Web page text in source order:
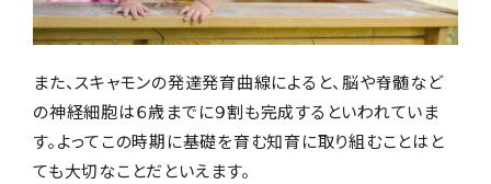
また、スキャモンの発達発育曲線によると、脳や脊髄など
の神経細胞は６歳までに９割も完成するといわれていま
す。よってこの時期に基礎を育む知育に取り組むことはと
ても大切なことだといえます。